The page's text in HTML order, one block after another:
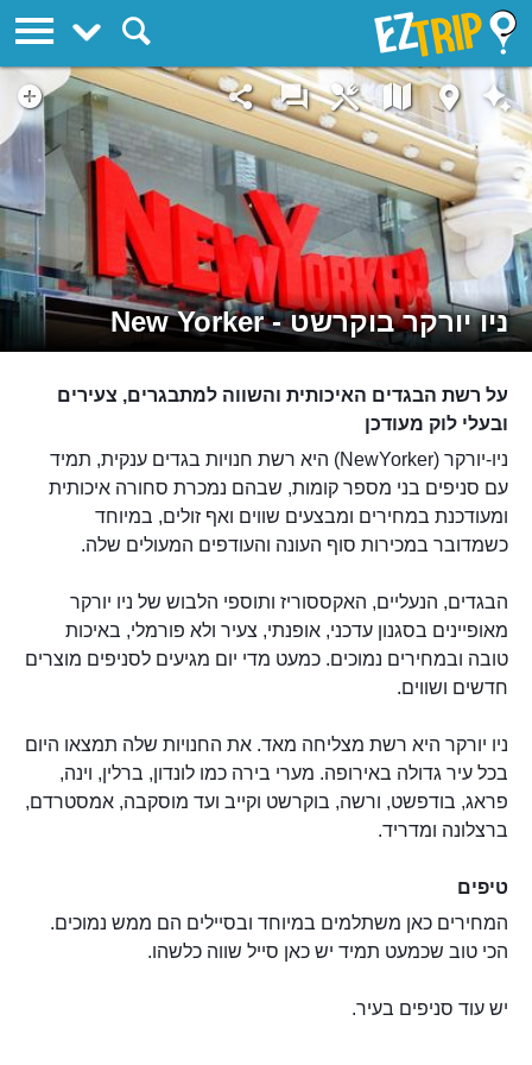
ניו יורקר בוקרשט - New Yorker
על רשת הבגדים האיכותית והשווה למתבגרים, צעירים
ובעלי לוק מעודכן
ניו-יורקר (NewYorker) היא רשת חנויות בגדים ענקית, תמיד
עם סניפים בני מספר קומות, שבהם נמכרת סחורה איכותית
ומעודכנת במחירים ומבצעים שווים ואף זולים, במיוחד
כשמדובר במכירות סוף העונה והעודפים המעולים שלה.
הבגדים, הנעליים, האקססוריז ותוספי הלבוש של ניו יורקר
מאופיינים בסגנון עדכני, אופנתי, צעיר ולא פורמלי, באיכות
טובה ובמחירים נמוכים. כמעט מדי יום מגיעים לסניפים מוצרים
חדשים ושווים.
ניו יורקר היא רשת מצליחה מאד. את החנויות שלה תמצאו היום
בכל עיר גדולה באירופה. מערי בירה כמו לונדון, ברלין, וינה,
פראג, בודפשט, ורשה, בוקרשט וקייב ועד מוסקבה, אמסטרדם,
ברצלונה ומדריד.
טיפים
המחירים כאן משתלמים במיוחד ובסיילים הם ממש נמוכים.
הכי טוב שכמעט תמיד יש כאן סייל שווה כלשהו.
יש עוד סניפים בעיר.
EZTrip